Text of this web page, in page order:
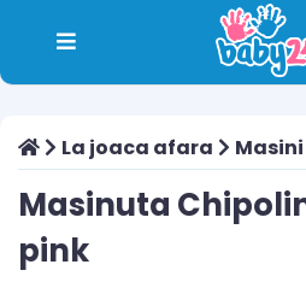
La joaca afara Masini
Masinuta
pink